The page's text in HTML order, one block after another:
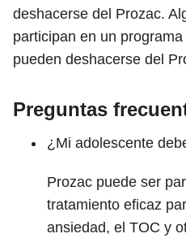
deshacerse del Prozac.
participan en un
pueden deshacerse del
Preguntas
¿Mi adolescente
Prozac puede ser
tratamiento eficaz
ansiedad, el TOC y